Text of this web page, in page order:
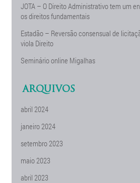
JOTA – O Direito Administrativo tem um
os direitos fundamentais
Estadão – Reversão consensual de
viola Direito
Seminário online Migalhas
ARQUIVOS
abril 2024
janeiro 2024
setembro 2023
maio 2023
abril 2023